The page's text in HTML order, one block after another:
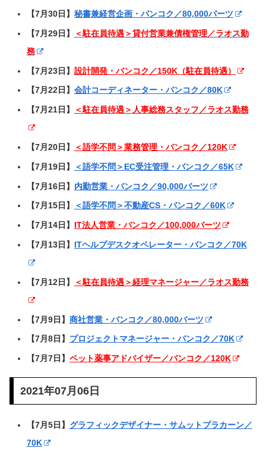
【7月30日】 秘書兼経営企画・バンコク／80,000バーツ
【7月29日】
＜駐在員待遇＞貸付営業兼債権管理／ラオス勤
務
【7月23日】 設計開発・バンコク／150K（駐在員待遇）
【7月22日】 会計コーディネーター・バンコク／80K
【7月21日】 ＜駐在員待遇＞人事総務スタッフ／ラオス勤務
【7月20日】 ＜語学不問＞業務管理・バンコク／120K
【7月19日】 ＜語学不問＞EC受注管理・バンコク／65K
【7月16日】 内勤営業・バンコク／90,000バーツ
【7月15日】 ＜語学不問＞不動産CS・バンコク／60K
【7月14日】 IT法人営業・バンコク／100,000バーツ
【7月13日】 ITヘルプデスクオペレーター・バンコク／70K
【7月12日】 ＜駐在員待遇＞経理マネージャー／ラオス勤務
【7月9日】 商社営業・バンコク／80,000バーツ
【7月8日】 プロジェクトマネージャー・バンコク／70K
【7月7日】 ペット薬事アドバイザー／バンコク／120K
2021年07月06日
【7月5日】 グラフィックデザイナー・サムットプラカーン／
70K